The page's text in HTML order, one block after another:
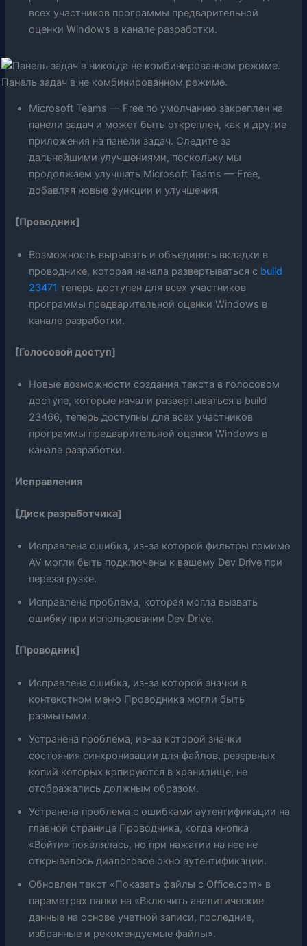
всех участников программы предварительной
оценки Windows в канале разработки.
Панель задач в не комбинированном режиме.
Microsoft Teams — Free по умолчанию закреплен на
панели задач и может быть откреплен, как и другие
приложения на панели задач. Следите за
дальнейшими улучшениями, поскольку мы
продолжаем улучшать Microsoft Teams — Free,
добавляя новые функции и улучшения.
[Проводник]
Возможность вырывать и объединять вкладки в
проводнике, которая начала развертываться с build
23471 теперь доступен для всех участников
программы предварительной оценки Windows в
канале разработки.
[Голосовой доступ]
Новые возможности создания текста в голосовом
доступе, которые начали развертываться в build
23466, теперь доступны для всех участников
программы предварительной оценки Windows в
канале разработки.
Исправления
[Диск разработчика]
Исправлена ​​ошибка, из-за которой фильтры помимо
AV могли быть подключены к вашему Dev Drive при
перезагрузке.
Исправлена ​​проблема, которая могла вызвать
ошибку при использовании Dev Drive.
[Проводник]
Исправлена ​​ошибка, из-за которой значки в
контекстном меню Проводника могли быть
размытыми.
Устранена проблема, из-за которой значки
состояния синхронизации для файлов, резервных
копий которых копируются в хранилище, не
отображались должным образом.
Устранена проблема с ошибками аутентификации на
главной странице Проводника, когда кнопка
«Войти» появлялась, но при нажатии на нее не
открывалось диалоговое окно аутентификации.
Обновлен текст «Показать файлы с Office.com» в
параметрах папки на «Включить аналитические
данные на основе учетной записи, последние,
избранные и рекомендуемые файлы».